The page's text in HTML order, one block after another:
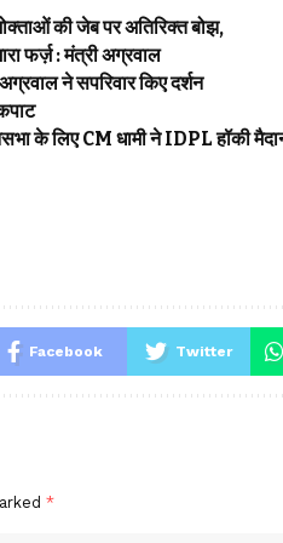
की जेब पर अतिरिक्त बोझ,
फर्ज़ : मंत्री अग्रवाल
ने सपरिवार किए दर्शन
के लिए CM धामी ने IDPL हॉकी
Facebook Twitter
*